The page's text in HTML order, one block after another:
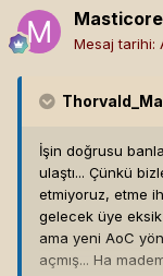
Masticore
Mesaj tarihi:
İşin doğrusu
ulaştı... Çünkü
etmiyoruz, etme
gelecek üye
ama yeni AoC
açmış... Ha